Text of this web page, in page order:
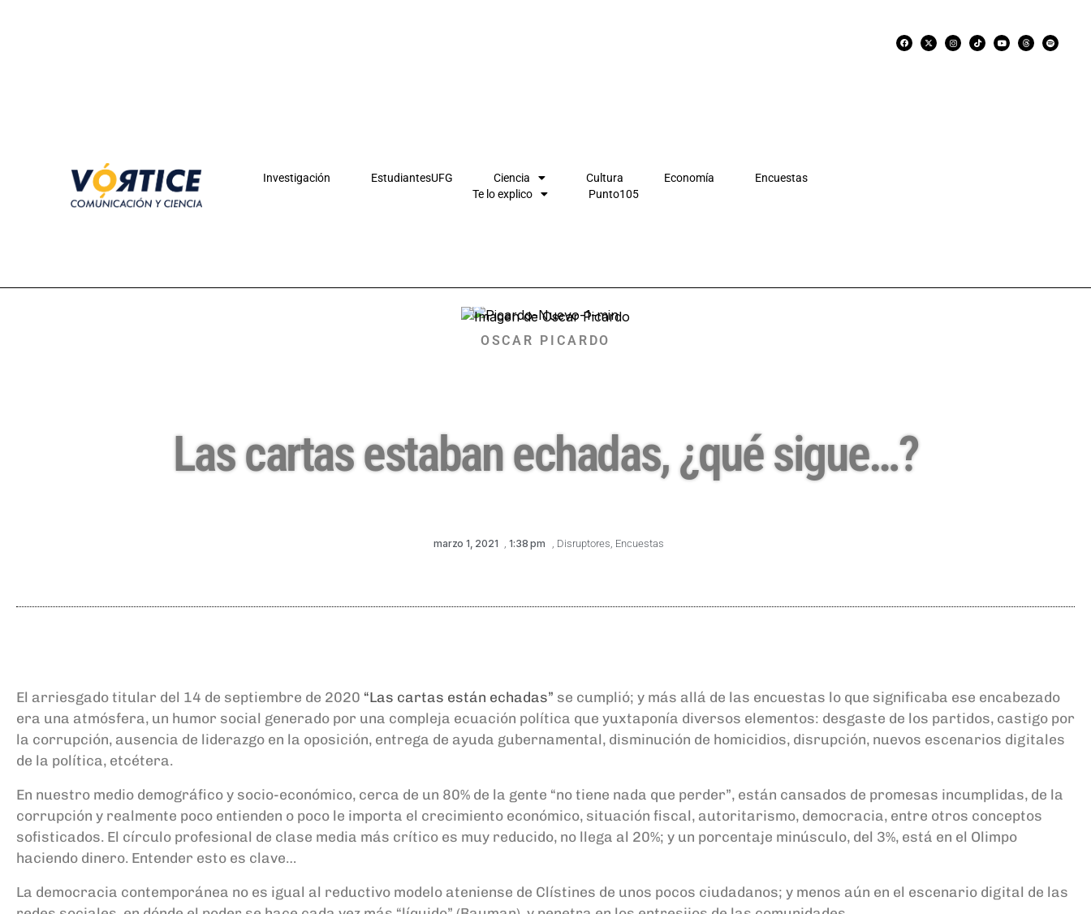
Investigación EstudiantesUFG Ciencia Cultura Economía
Encuestas
Te lo explico
Punto105
OSCAR PICARDO
Las cartas estaban echadas, ¿qué sigue…?
marzo 1, 2021 , 1:38 pm , Disruptores, Encuestas
El arriesgado titular del 14 de septiembre de 2020 “Las cartas están echadas” se cumplió; y más allá de las encuestas lo que significaba ese encabezado
era una atmósfera, un humor social generado por una compleja ecuación política que yuxtaponía diversos elementos: desgaste de los partidos, castigo por
la corrupción, ausencia de liderazgo en la oposición, entrega de ayuda gubernamental, disminución de homicidios, disrupción, nuevos escenarios digitales
de la política, etcétera.
En nuestro medio demográfico y socio-económico, cerca de un 80% de la gente “no tiene nada que perder”, están cansados de promesas incumplidas, de la
corrupción y realmente poco entienden o poco le importa el crecimiento económico, situación fiscal, autoritarismo, democracia, entre otros conceptos
sofisticados. El círculo profesional de clase media más crítico es muy reducido, no llega al 20%; y un porcentaje minúsculo, del 3%, está en el Olimpo
haciendo dinero. Entender esto es clave…
La democracia contemporánea no es igual al reductivo modelo ateniense de Clístines de unos pocos ciudadanos; y menos aún en el escenario digital de las